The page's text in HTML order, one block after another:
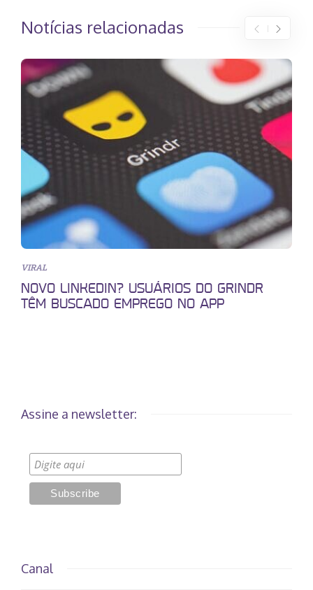
Notícias relacionadas
VIRAL
NOVO LINKEDIN? USUÁRIOS DO GRINDR
TÊM BUSCADO EMPREGO NO APP
Assine a newsletter:
Canal